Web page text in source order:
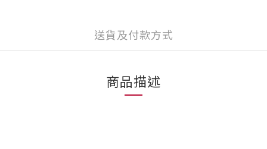
送貨及付款方式
商品描述